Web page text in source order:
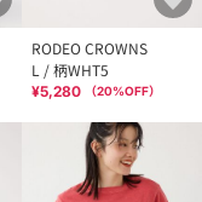
RODEO CROWNS
L / 柄WHT5
¥5,280 （20%OFF）